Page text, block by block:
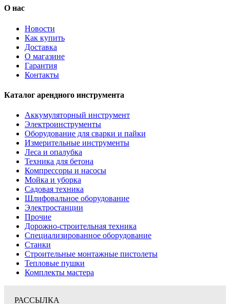
О нас
Новости
Как купить
Доставка
О магазине
Гарантия
Контакты
Каталог арендного инструмента
Аккумуляторный инструмент
Электроинструменты
Оборудование для сварки и пайки
Измерительные инструменты
Леса и опалубка
Техника для бетона
Компрессоры и насосы
Мойка и уборка
Садовая техника
Шлифовальное оборудование
Электростанции
Прочие
Дорожно-строительная техника
Специализированное оборудование
Станки
Строительные монтажные пистолеты
Тепловые пушки
Комплекты мастера
РАССЫЛКА